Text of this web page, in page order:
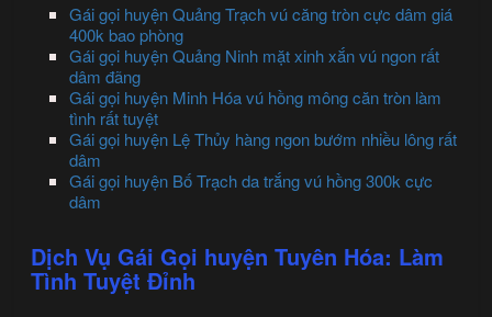
Gái gọi huyện Quảng Trạch vú căng tròn cực dâm giá
400k bao phòng
Gái gọi huyện Quảng Ninh mặt xinh xắn vú ngon rất
dâm đãng
Gái gọi huyện Minh Hóa vú hồng mông căn tròn làm
tình rất tuyệt
Gái gọi huyện Lệ Thủy hàng ngon bướm nhiều lông rất
dâm
Gái gọi huyện Bố Trạch da trắng vú hồng 300k cực
dâm
Dịch Vụ Gái Gọi huyện Tuyên Hóa: Làm
Tình Tuyệt Đỉnh